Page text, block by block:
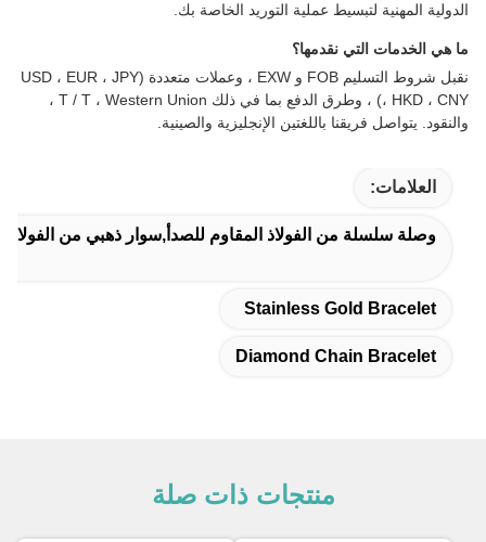
الدولية المهنية لتبسيط عملية التوريد الخاصة بك.
ما هي الخدمات التي نقدمها؟
نقبل شروط التسليم FOB و EXW ، وعملات متعددة (USD ، EUR ، JPY
، HKD ، CNY) ، وطرق الدفع بما في ذلك T / T ، Western Union ،
والنقود. يتواصل فريقنا باللغتين الإنجليزية والصينية.
العلامات:
وصلة سلسلة من الفولاذ المقاوم للصدأ,سوار ذهبي من
Stainless Gold Bracelet
Diamond Chain Bracelet
منتجات ذات صلة